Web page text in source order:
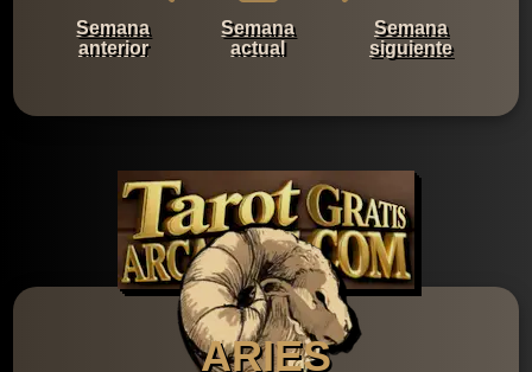
Semana
anterior
Semana
actual
Semana
siguiente
ARIES